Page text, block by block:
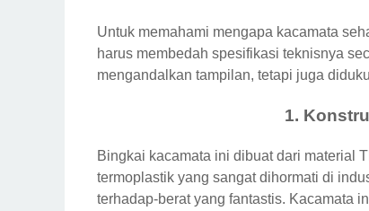
Untuk memahami mengapa kacamata
harus membedah spesifikasi teknisnya
mengandalkan tampilan, tetapi juga
1.
Bingkai kacamata ini dibuat dari material
termoplastik yang sangat dihormati di
terhadap-berat yang fantastis. Kacamata